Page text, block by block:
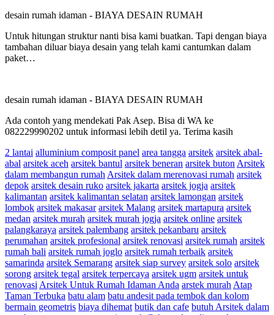
desain rumah idaman - BIAYA DESAIN RUMAH
Untuk hitungan struktur nanti bisa kami buatkan. Tapi dengan biaya
tambahan diluar biaya desain yang telah kami cantumkan dalam
paket…
desain rumah idaman - BIAYA DESAIN RUMAH
Ada contoh yang mendekati Pak Asep. Bisa di WA ke
082229990202 untuk informasi lebih detil ya. Terima kasih
2 lantai alluminium composit panel area tangga arsitek arsitek abal-
abal arsitek aceh arsitek bantul arsitek beneran arsitek buton Arsitek
dalam membangun rumah Arsitek dalam merenovasi rumah arsitek
depok arsitek desain ruko arsitek jakarta arsitek jogja arsitek
kalimantan arsitek kalimantan selatan arsitek lamongan arsitek
lombok arsitek makasar arsitek Malang arsitek martapura arsitek
medan arsitek murah arsitek murah jogja arsitek online arsitek
palangkaraya arsitek palembang arsitek pekanbaru arsitek
perumahan arsitek profesional arsitek renovasi arsitek rumah arsitek
rumah bali arsitek rumah joglo arsitek rumah terbaik arsitek
samarinda arsitek Semarang arsitek siap survey arsitek solo arsitek
sorong arsitek tegal arsitek terpercaya arsitek ugm arsitek untuk
renovasi Arsitek Untuk Rumah Idaman Anda arstek murah Atap
Taman Terbuka batu alam batu andesit pada tembok dan kolom
bermain geometris biaya dihemat butik dan cafe butuh Arsitek dalam